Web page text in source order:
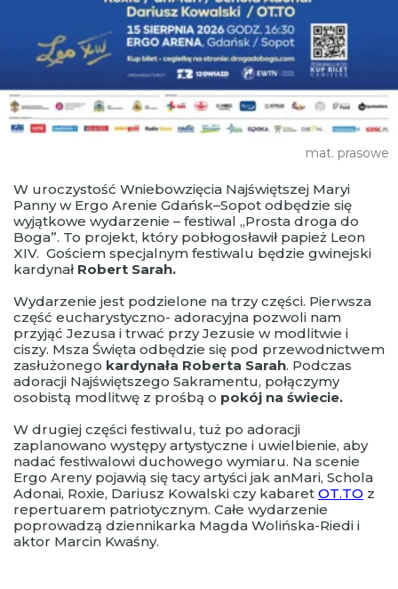
mat. prasowe
W uroczystość Wniebowzięcia Najświętszej Maryi
Panny w Ergo Arenie Gdańsk–Sopot odbędzie się
wyjątkowe wydarzenie – festiwal „Prosta droga do
Boga”. To projekt, który pobłogosławił papież Leon
XIV. Gościem specjalnym festiwalu będzie gwinejski
kardynał Robert Sarah.
Wydarzenie jest podzielone na trzy części. Pierwsza
część eucharystyczno- adoracyjna pozwoli nam
przyjąć Jezusa i trwać przy Jezusie w modlitwie i
ciszy. Msza Święta odbędzie się pod przewodnictwem
zasłużonego kardynała Roberta Sarah. Podczas
adoracji Najświętszego Sakramentu, połączymy
osobistą modlitwę z prośbą o pokój na świecie.
W drugiej części festiwalu, tuż po adoracji
zaplanowano występy artystyczne i uwielbienie, aby
nadać festiwalowi duchowego wymiaru. Na scenie
Ergo Areny pojawią się tacy artyści jak anMari, Schola
Adonai, Roxie, Dariusz Kowalski czy kabaret OT.TO z
repertuarem patriotycznym. Całe wydarzenie
poprowadzą dziennikarka Magda Wolińska-Riedi i
aktor Marcin Kwaśny.